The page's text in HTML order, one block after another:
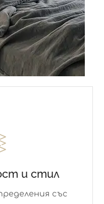
и стил
със